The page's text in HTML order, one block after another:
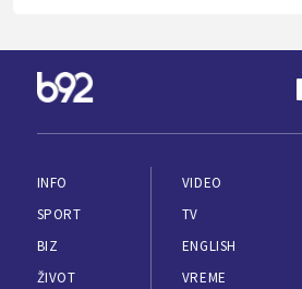
INFO
SPORT
BIZ
ŽIVOT
VIDEO
TV
ENGLISH
VREME